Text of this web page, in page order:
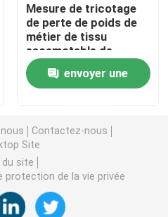
de corps
Mesure de tricotage
de perte de poids de
métier de tissu
escamotable de
cadeau de la qualité
79inch 2Meters Mini
Compact Soft Auto
envoyer une
Contactez-nous
Site
du site
protection de la vie privée